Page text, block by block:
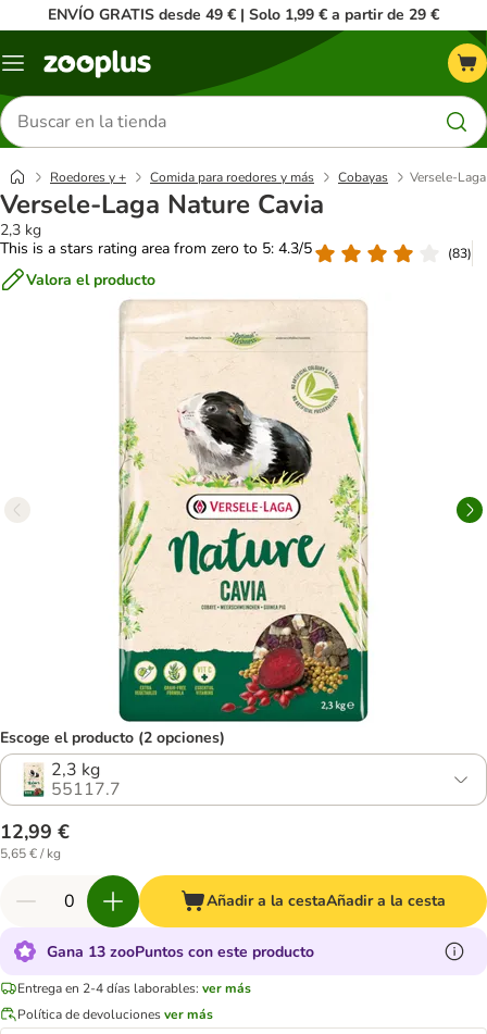
ENVÍO GRATIS desde 49 € | Solo 1,99 € a partir de 29 €
Menú
Buscar
productos
Roedores y + Comida para roedores y más Cobayas Versele-
Versele-Laga Nature Cavia
2,3 kg
This is a stars rating area from zero to 5: 4.3/5
(83)
Valora el producto
Escoge el producto (2 opciones)
2,3 kg
55117.7
12,99 €
5,65 € / kg
Añadir a la cestaAñadir a la cesta
Gana 13 zooPuntos con este producto
Entrega en 2-4 días laborables: ver más
Política de devolucionesver más